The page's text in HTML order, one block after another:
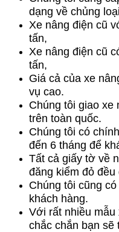
dạng về chủng
Xe nâng điện cũ
tấn,
Xe nâng điện cũ
tấn,
Giá cả của xe
vụ cao.
Chúng tôi giao xe
trên toàn quốc.
Chúng tôi có
đến 6 tháng để
Tất cả giấy tờ về
đăng kiểm đỏ đều
Chúng tôi cũng
khách hàng.
Với rất nhiều mẫu
chắc chắn bạn